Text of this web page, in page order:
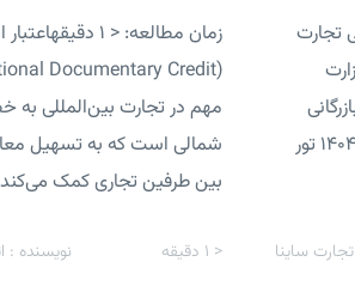
تجارت
ایران و کانادا، در روزهای ۲۶ و ۲۷ شهریورماه ۱۴۰۴ تور
ساینا
زمان مطالعه: < 1
مهم در تجارت بین‌المللی به
شمالی است که به تسهیل
بین طرفین تجاری کمک
< 1 دقیقه نویسنده :